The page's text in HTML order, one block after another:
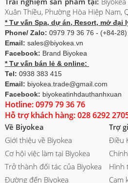
Xuân Thiều, Phường Hòa Hiệp Nam,
* Tư vấn Spa, dự án, Resort, mở đại
Phone/ Zalo: 0979 79 36 76 - (+84-
Email: sales@biyokea.vn
Facebook: Brand Biyokea
* Tư vấn bán lẻ & online:
Tel: 0938 383 415
Email: biyokea.trade@gmail.com
Facebook: biyokeatinhdauthanhxuan
Hotline: 0979 79 36 76
Hỗ trợ khách hàng: 028 6292
Về Biyokea
Giới thiệu về Biyokea
Cơ hội việc làm tại Biyokea
Trở thành đối tác của Biyokea
Đường đến Biyokea
Trợ
Điều
Hình
Cam